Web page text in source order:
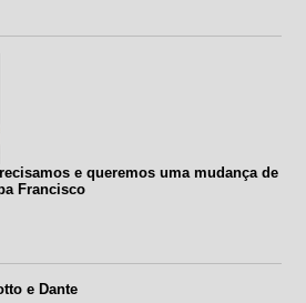
e queremos uma mudança de
Francisco
e Dante